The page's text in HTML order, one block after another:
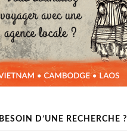
BESOIN D’UNE RECHERCHE ?